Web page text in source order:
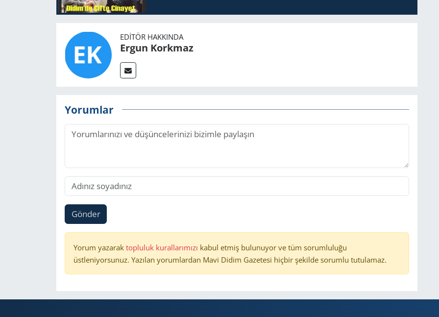
EDITÖR HAKKINDA
Ergun Korkmaz
Yorumlar
Gönder
Yorum yazarak topluluk kurallarımızı kabul etmiş bulunuyor ve tüm sorumluluğu
üstleniyorsunuz. Yazılan yorumlardan Mavi Didim Gazetesi hiçbir şekilde sorumlu tutulamaz.